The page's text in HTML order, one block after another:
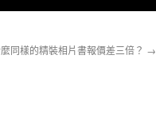
同樣的精裝相片書報價差三倍？ →